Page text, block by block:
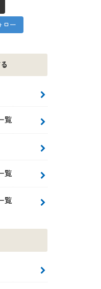
ロー
覧
覧
覧